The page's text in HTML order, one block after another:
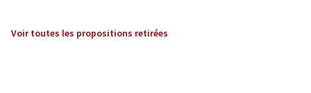
Voir toutes les propositions retirées